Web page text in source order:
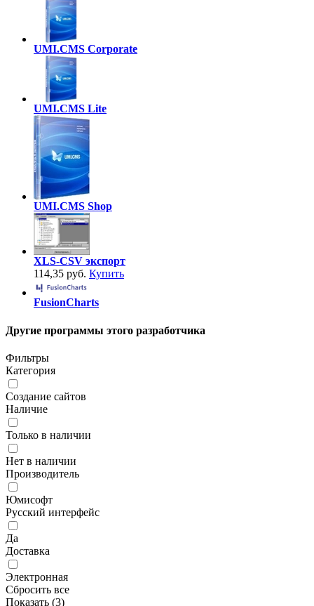
UMI.CMS Corporate
UMI.CMS Lite
UMI.CMS Shop
XLS-CSV экспорт
114,35 руб. Купить
FusionCharts
Другие программы этого разработчика
Фильтры
Категория
Создание сайтов
Наличие
Только в наличии
Нет в наличии
Производитель
Юмисофт
Русский интерфейс
Да
Доставка
Электронная
Сбросить все
Показать (3)